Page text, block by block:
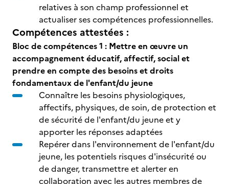
relatives à son champ professionnel et
actualiser ses compétences professionnelles.
Compétences attestées :
Bloc de compétences 1 : Mettre en œuvre un
accompagnement éducatif, affectif, social et
prendre en compte des besoins et droits
fondamentaux de l'enfant/du jeune
Connaître les besoins physiologiques,
affectifs, physiques, de soin, de protection et
de sécurité de l'enfant/du jeune et y
apporter les réponses adaptées
Repérer dans l'environnement de l'enfant/du
jeune, les potentiels risques d'insécurité ou
de danger, transmettre et alerter en
collaboration avec les autres membres de